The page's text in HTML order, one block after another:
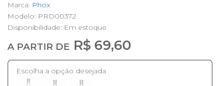
Marca: Phox
Modelo: PRD00372
Disponibilidade: Em estoque
A PARTIR DE R$ 69,60
Escolha a opção desejada